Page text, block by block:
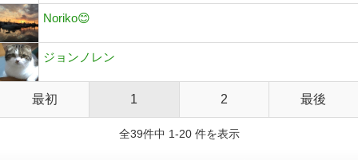
Noriko😊
ジョンノレン
最初 1 2 最後
全39件中 1-20 件を表示